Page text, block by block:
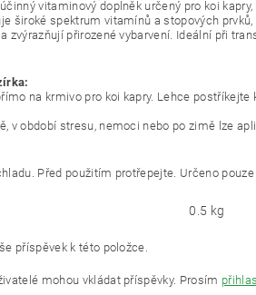
vitaminový doplněk určený pro koi
široké spektrum vitamínů a stopových
zvýrazňují přirozené vybarvení. Ideální při
na krmivo pro koi kapry. Lehce
v období stresu, nemoci nebo po zimě lze
Před použitím protřepejte. Určeno pouze
0.5 kg
příspěvek k této položce.
mohou vkládat příspěvky. Prosím